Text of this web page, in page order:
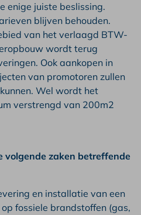
enige juiste beslissing.
blijven behouden.
van het verlaagd BTW-
wordt terug
Ook aankopen in
van promotoren zullen
Wel wordt het
verstrengd van 200m2
volgende zaken betreffende
en installatie van een
fossiele brandstoffen (gas,